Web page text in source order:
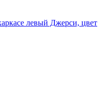
левый Джерси, цвет